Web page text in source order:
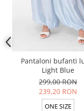
Pantaloni bufanti
Light Blue
299,00 RON
239,20 RON
ONE SIZE